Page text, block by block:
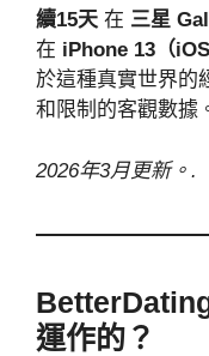
續15天 在 三星
在 iPhone 13（iOS
於這種真實世界的
和限制的客觀數據
2026年3月更新。.
運作的？